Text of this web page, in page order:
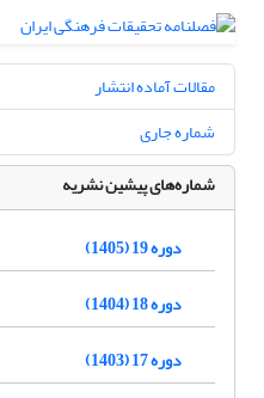
مقالات آماده انتشار
شماره جاری
شماره‌های پیشین نشریه
دوره 19 (1405)
دوره 18 (1404)
دوره 17 (1403)